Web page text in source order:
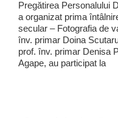
Pregătirea Personalului
a organizat prima
secular – Fotografia de
înv. primar Doina
prof. înv. primar Denisa
Agape, au participat la